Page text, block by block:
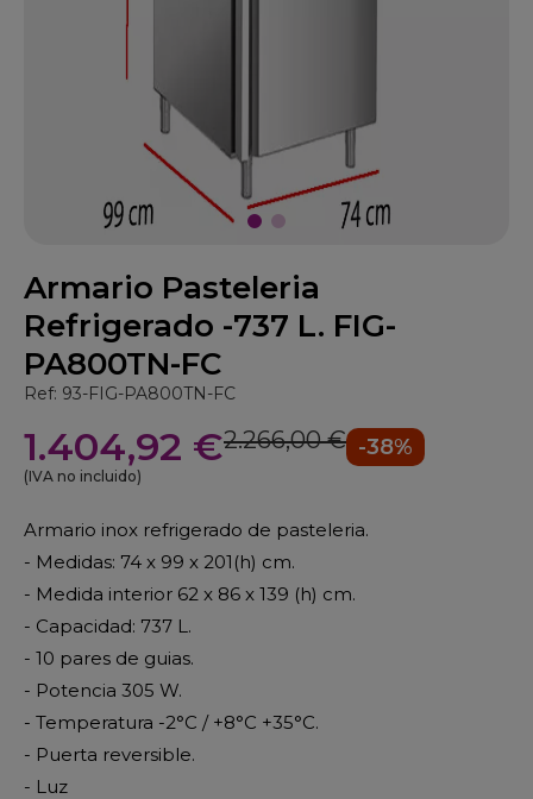
Armario Pasteleria
Refrigerado -737 L. FIG-
PA800TN-FC
Ref: 93-FIG-PA800TN-FC
1.404,92 €2.266,00 € -38%
(IVA no incluido)
Armario inox refrigerado de pasteleria.
- Medidas: 74 x 99 x 201(h) cm.
- Medida interior 62 x 86 x 139 (h) cm.
- Capacidad: 737 L.
- 10 pares de guias.
- Potencia 305 W.
- Temperatura -2°C / +8°C +35°C.
- Puerta reversible.
- Luz